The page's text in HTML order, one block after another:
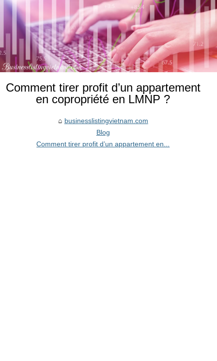
Comment tirer profit d’un appartement
en copropriété en LMNP ?
businesslistingvietnam.com
Blog
Comment tirer profit d’un appartement en...